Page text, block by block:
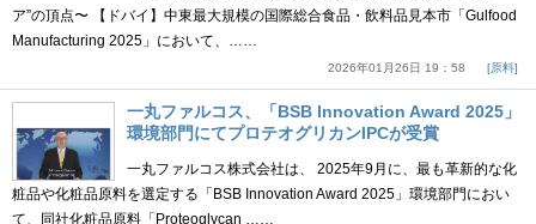
ア”の頂点〜 【ドバイ】中東最大規模の国際総合食品・飲料品見本市「Gulfood
Manufacturing 2025」において、……
2026年01月26日 19：58 原料
一丸ファルコス、「BSB Innovation Award 2025」
環境部門にてプロテオグリカンIPCが受賞
一丸ファルコス株式会社は、 2025年9月に、最も革新的な化
粧品や化粧品原料を選定する「BSB Innovation Award 2025」環境部門におい
て、同社化粧品原料「Proteoglycan ……